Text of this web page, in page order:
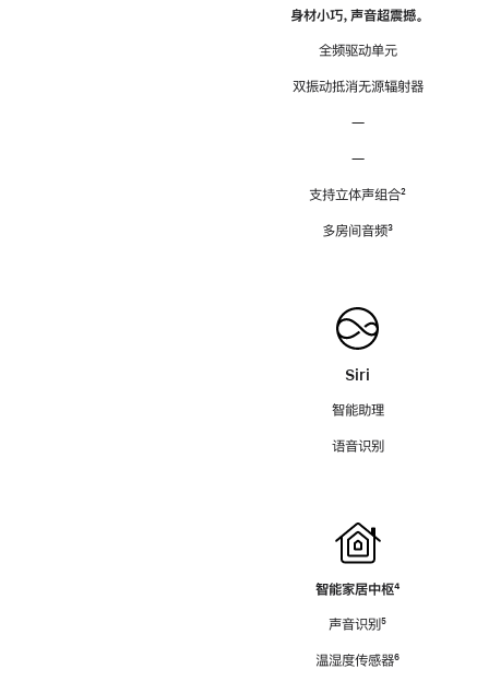
身材小巧，声音超震撼。
全频驱动单元
双振动抵消无源辐射器
—
—
支持立体声组合脚
²
多房间音频脚
³
Siri
智能助理
语音识别
智能家居中枢脚
⁴
声音识别脚
⁵
温湿度传感器脚
⁶